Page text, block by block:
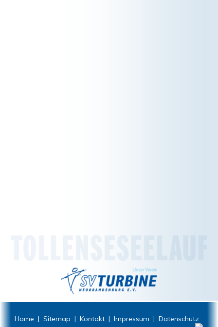
Home | Sitemap | Kontakt | Impressum | Datenschutz